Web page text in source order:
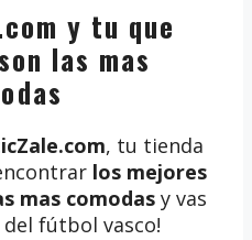
y tu que
las mas
, tu tienda
los mejores
mas comodas y vas
fútbol vasco!